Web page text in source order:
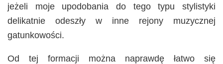
jeżeli moje upodobania do tego typu stylistyki
delikatnie odeszły w inne rejony muzycznej
gatunkowości.
Od tej formacji można naprawdę łatwo się